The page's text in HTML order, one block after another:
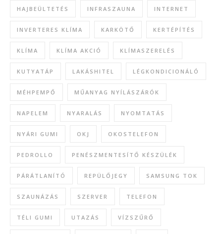
HAJBEÜLTETÉS INFRASZAUNA INTERNET
INVERTERES KLÍMA KARKÖTŐ KERTÉPÍTÉS
KLÍMA KLÍMA AKCIÓ KLÍMASZERELÉS
KUTYATÁP LAKÁSHITEL LÉGKONDICIONÁLÓ
MÉHPEMPŐ MŰANYAG NYÍLÁSZÁRÓK
NAPELEM NYARALÁS NYOMTATÁS
NYÁRI GUMI OKJ OKOSTELEFON
PEDROLLO PENÉSZMENTESÍTŐ KÉSZÜLÉK
PÁRÁTLANÍTÓ REPÜLŐJEGY SAMSUNG TOK
SZAUNÁZÁS SZERVER TELEFON
TÉLI GUMI UTAZÁS VÍZSZŰRŐ